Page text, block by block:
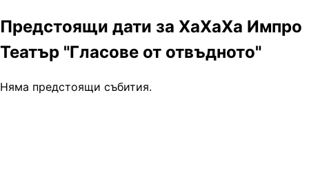
Предстоящи дати за ХаХаХа Импро
Театър "Гласове от отвъдното"
Няма предстоящи събития.